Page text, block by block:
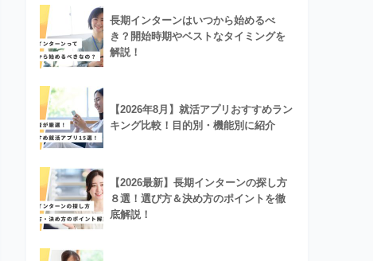
長期インターンはいつから始めるべ
き？開始時期やベストなタイミングを
解説！
【2026年8月】就活アプリおすすめラン
キング比較！目的別・機能別に紹介
【2026最新】長期インターンの探し方
８選！選び方＆決め方のポイントを徹
底解説！